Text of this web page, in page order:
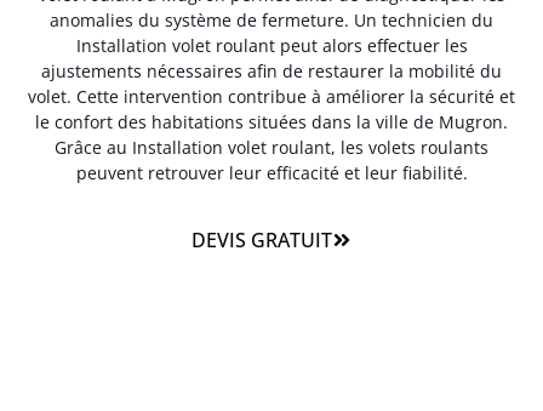
anomalies du système de fermeture. Un technicien du
Installation volet roulant peut alors effectuer les
ajustements nécessaires afin de restaurer la mobilité du
volet. Cette intervention contribue à améliorer la sécurité et
le confort des habitations situées dans la ville de Mugron.
Grâce au Installation volet roulant, les volets roulants
peuvent retrouver leur efficacité et leur fiabilité.
DEVIS GRATUIT